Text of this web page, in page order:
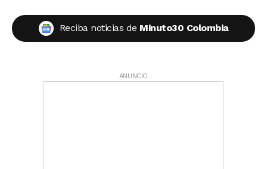
Reciba noticias de Minuto30 Colombia
ANUNCIO